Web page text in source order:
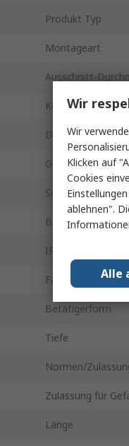
Produkt Typ
Montageart
Ausschnitt-
Kontakt
Gehäusematerial
Serie
Beleuchtet
IP-Schutzart
Farbe
Betätigerform
Tiefe
Normen/
Zulassung für
Länge
Wir
Wir
Klicken auf
Cookies
ablehnen".
Alle